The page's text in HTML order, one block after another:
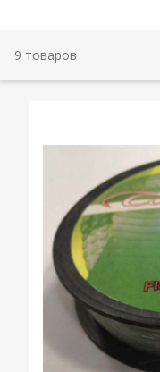
9 товаров